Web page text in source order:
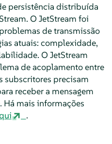
persistência distribuída
O JetStream foi
de transmissão
atuais: complexidade,
O JetStream
de acoplamento entre
subscritores precisam
receber a mensagem
mais informações
.